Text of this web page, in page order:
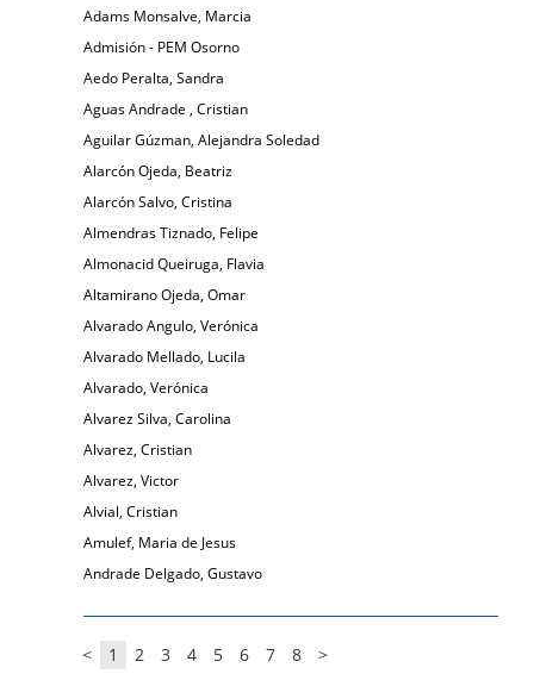
Adams Monsalve, Marcia
Admisión - PEM Osorno
Aedo Peralta, Sandra
Aguas Andrade , Cristian
Aguilar Gúzman, Alejandra Soledad
Alarcón Ojeda, Beatriz
Alarcón Salvo, Cristina
Almendras Tiznado, Felipe
Almonacid Queiruga, Flavia
Altamirano Ojeda, Omar
Alvarado Angulo, Verónica
Alvarado Mellado, Lucila
Alvarado, Verónica
Alvarez Silva, Carolina
Alvarez, Cristian
Alvarez, Victor
Alvial, Cristian
Amulef, Maria de Jesus
Andrade Delgado, Gustavo
< 1 2 3 4 5 6 7 8 >